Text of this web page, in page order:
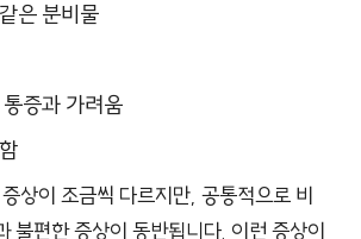
은 분비물
증과 가려움
상이 조금씩 다르지만, 공통적으로 비
불편한 증상이 동반됩니다. 이런 증상이